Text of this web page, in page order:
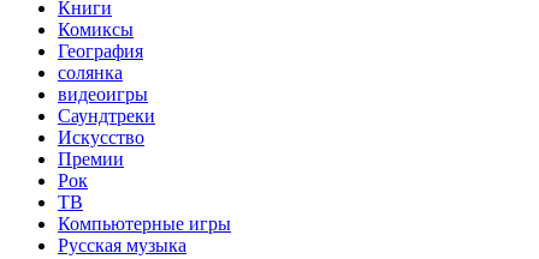
Книги
Комиксы
География
солянка
видеоигры
Саундтреки
Искусство
Премии
Рок
ТВ
Компьютерные игры
Русская музыка